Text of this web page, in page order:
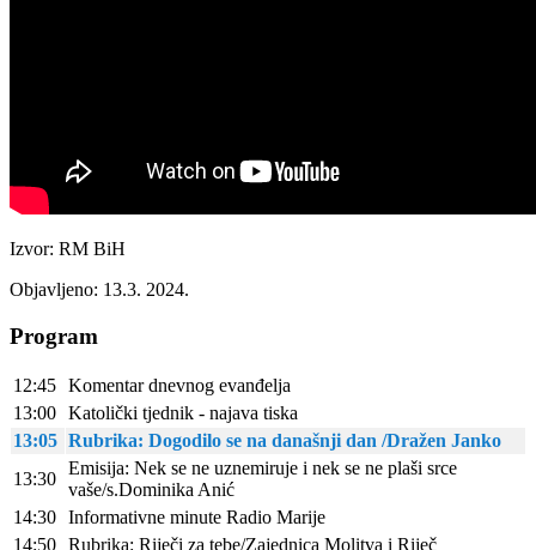
Izvor: RM BiH
Objavljeno: 13.3. 2024.
Program
12:45 Komentar dnevnog evanđelja
13:00 Katolički tjednik - najava tiska
13:05 Rubrika: Dogodilo se na današnji dan /Dražen Janko
13:30
Emisija: Nek se ne uznemiruje i nek se ne plaši srce
vaše/s.Dominika Anić
14:30 Informativne minute Radio Marije
14:50 Rubrika: Riječi za tebe/Zajednica Molitva i Riječ